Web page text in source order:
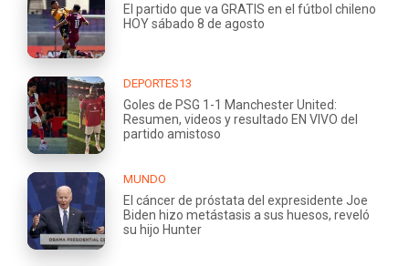
El partido que va GRATIS en el fútbol chileno
HOY sábado 8 de agosto
DEPORTES13
Goles de PSG 1-1 Manchester United:
Resumen, videos y resultado EN VIVO del
partido amistoso
MUNDO
El cáncer de próstata del expresidente Joe
Biden hizo metástasis a sus huesos, reveló
su hijo Hunter